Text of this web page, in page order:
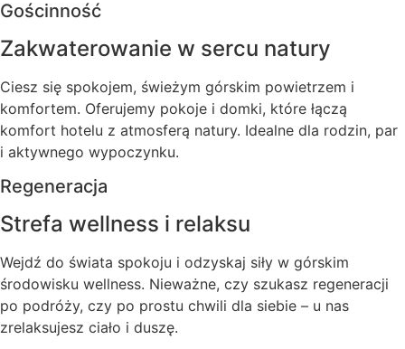
Gościnność
Zakwaterowanie w sercu natury
Ciesz się spokojem, świeżym górskim powietrzem i
komfortem. Oferujemy pokoje i domki, które łączą
komfort hotelu z atmosferą natury. Idealne dla rodzin, par
i aktywnego wypoczynku.
Regeneracja
Strefa wellness i relaksu
Wejdź do świata spokoju i odzyskaj siły w górskim
środowisku wellness. Nieważne, czy szukasz regeneracji
po podróży, czy po prostu chwili dla siebie – u nas
zrelaksujesz ciało i duszę.